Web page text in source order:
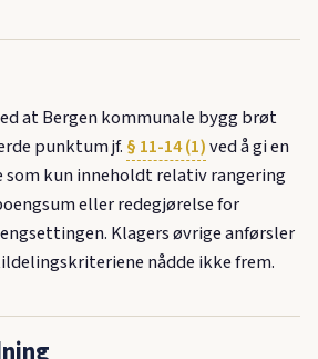
at Bergen kommunale bygg brøt
punktum jf. § 11-14 (1)ved å gi en
kun inneholdt relativ rangering
eller redegjørelse for
Klagers øvrige anførsler
nådde ikke frem.